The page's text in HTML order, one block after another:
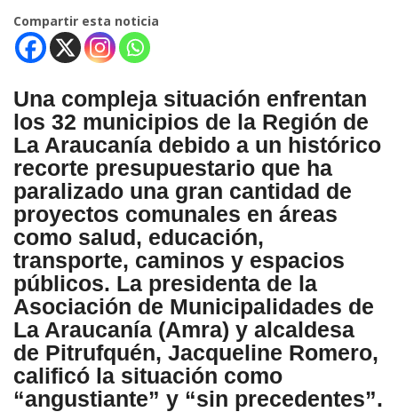
Compartir esta noticia
Una compleja situación enfrentan
los 32 municipios de la Región de
La Araucanía debido a un histórico
recorte presupuestario que ha
paralizado una gran cantidad de
proyectos comunales en áreas
como salud, educación,
transporte, caminos y espacios
públicos. La presidenta de la
Asociación de Municipalidades de
La Araucanía (Amra) y alcaldesa
de Pitrufquén, Jacqueline Romero,
calificó la situación como
“angustiante” y “sin precedentes”.